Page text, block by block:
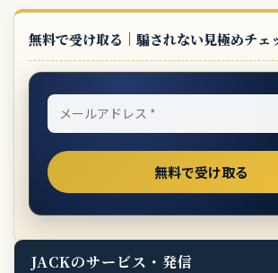
無料で受け取る｜騙されない見極めチェ
JACKのサービス・発信